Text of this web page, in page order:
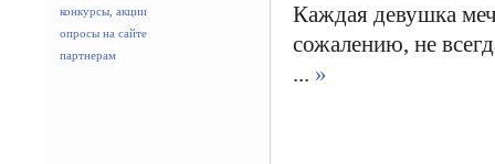
Каждая девушка
сожалению, не
... »
конкурсы, акции
опросы на сайте
партнерам